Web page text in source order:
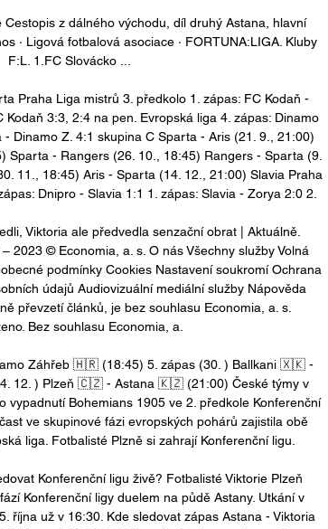
z dálného východu, díl druhý Astana, hlavní
· Ligová fotbalová asociace · FORTUNA:LIGA. Kluby
F:L. 1.FC Slovácko ...
Praha Liga mistrů 3. předkolo 1. zápas: FC Kodaň -
3:3, 2:4 na pen. Evropská liga 4. zápas: Dinamo
Dinamo Z. 4:1 skupina C Sparta - Aris (21. 9., 21:00)
Sparta - Rangers (26. 10., 18:45) Rangers - Sparta (9.
11., 18:45) Aris - Sparta (14. 12., 21:00) Slavia Praha
Dnipro - Slavia 1:1 1. zápas: Slavia - Zorya 2:0 2.
Viktoria ale předvedla senzační obrat | Aktuálně.
2023 © Economia, a. s. O nás Všechny služby Volná
podmínky Cookies Nastavení soukromí Ochrana
údajů Audiovizuální mediální služby Nápověda
převzetí článků, je bez souhlasu Economia, a. s.
Bez souhlasu Economia, a.
Záhřeb 🇭🇷 (18:45) 5. zápas (30. ) Ballkani 🇽🇰 -
12. ) Plzeň 🇨🇿 - Astana 🇰🇿 (21:00) České týmy v
vypadnutí Bohemians 1905 ve 2. předkole Konferenční
ve skupinové fázi evropských pohárů zajistila obě
liga. Fotbalisté Plzně si zahrají Konferenční ligu.
Konferenční ligu živě? Fotbalisté Viktorie Plzeň
Konferenční ligy duelem na půdě Astany. Utkání v
října už v 16:30. Kde sledovat zápas Astana - Viktoria